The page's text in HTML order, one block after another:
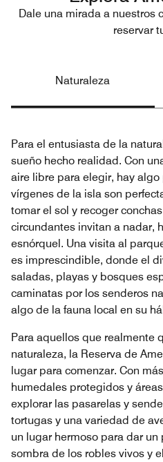
Dale una mirada a nuestros
reservar
Naturaleza
Para el entusiasta de la
sueño hecho realidad. Con
aire libre para elegir, hay
vírgenes de la isla son
tomar el sol y recoger
circundantes invitan a nadar,
esnórquel. Una visita al
es imprescindible, donde el
saladas, playas y bosques
caminatas por los senderos
algo de la fauna local en su
Para aquellos que realmente
naturaleza, la Reserva de
lugar para comenzar. Con
humedales protegidos y
explorar las pasarelas y
tortugas y una variedad de
un lugar hermoso para dar un
sombra de los robles vivos y